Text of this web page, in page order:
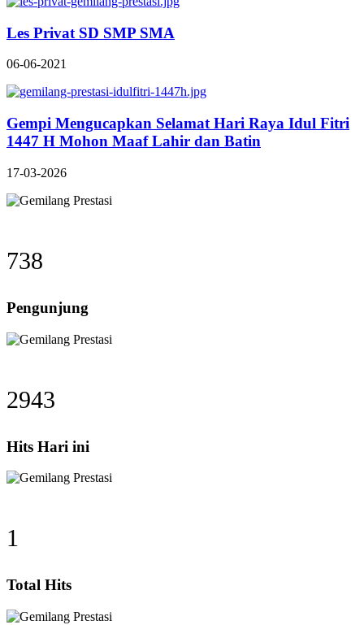
Les Privat SD SMP SMA
06-06-2021
Gempi Mengucapkan Selamat Hari Raya Idul Fitri
1447 H Mohon Maaf Lahir dan Batin
17-03-2026
738
Pengunjung
2943
Hits Hari ini
1
Total Hits